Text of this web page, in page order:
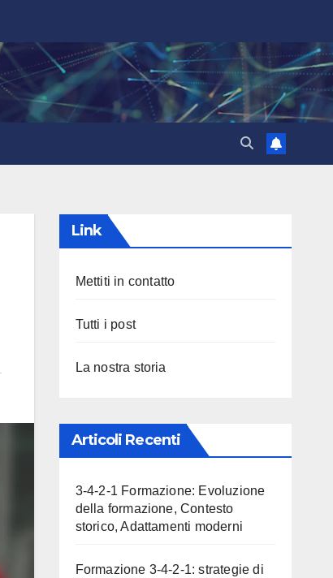
Link
Mettiti in contatto
Tutti i post
La nostra storia
Articoli Recenti
3-4-2-1 Formazione: Evoluzione
della formazione, Contesto
storico, Adattamenti moderni
Formazione 3-4-2-1: strategie di